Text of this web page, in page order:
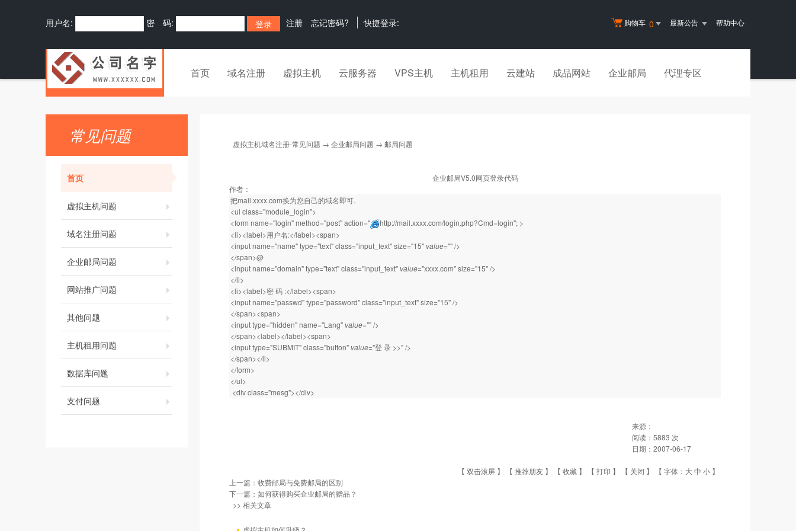
购物车 0 最新公告 帮助中心
用户名: 密 码: 注册 忘记密码? 快捷登录:
首页 域名注册 虚拟主机 云服务器 VPS主机 主机租用 云建站 成品网站 企业邮局 代理专区
常见问题
首页
虚拟主机问题
域名注册问题
企业邮局问题
网站推广问题
其他问题
主机租用问题
数据库问题
支付问题
虚拟主机域名注册-常见问题 → 企业邮局问题 → 邮局问题
企业邮局V5.0网页登录代码
作者：
把mail.xxxx.com换为您自己的域名即可.
<ul class="module_login">
<form name="login" method="post" action="
http://mail.xxxx.com/login.php?Cmd=login"; >
<li><label>用户名:</label><span>
<input name="name" type="text" class="input_text" size="15" value="" />
</span>@
<input name="domain" type="text" class="input_text" value="xxxx.com" size="15" />
</li>
<li><label>密 码 :</label><span>
<input name="passwd" type="password" class="input_text" size="15" />
</span><span>
<input type="hidden" name="Lang" value="" />
</span><label></label><span>
<input type="SUBMIT" class="button" value="登 录 >>" />
</span></li>
</form>
</ul>
<div class="mesg"></div>
来源：
阅读： 5883 次
日期： 2007-06-17
【 双击滚屏 】 【 推荐朋友 】 【 收藏 】 【 打印 】 【 关闭 】 【 字体： 大中 小 】
上一篇： 收费邮局与免费邮局的区别
下一篇： 如何获得购买企业邮局的赠品？
>> 相关文章